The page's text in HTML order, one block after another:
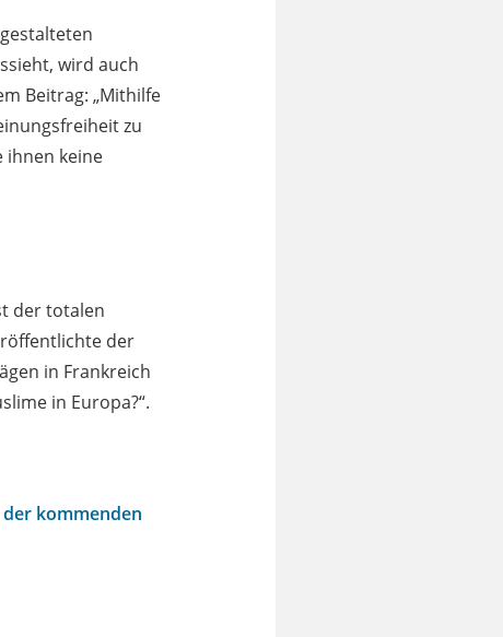
wird auch
Beitrag: „Mithilfe
zu
ihnen keine
der totalen
der
in Frankreich
in Europa?“.
kommenden